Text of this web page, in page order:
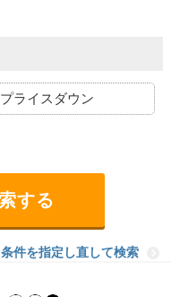
プライスダウン
条件を指定し直して検索